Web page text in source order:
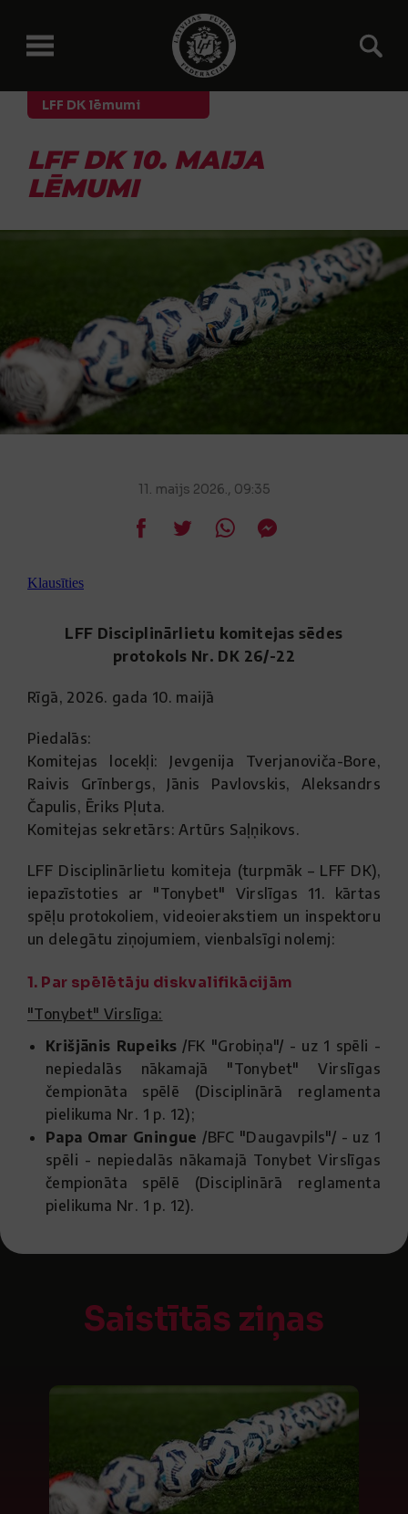
LFF DK lēmumi
LFF DK 10. MAIJA
LĒMUMI
11. maijs 2026., 09:35
Klausīties
LFF Disciplinārlietu komitejas sēdes
protokols Nr. DK 26/-22
Rīgā, 2026. gada 10. maijā
Piedalās:
Komitejas locekļi: Jevgenija Tverjanoviča-Bore,
Raivis Grīnbergs, Jānis Pavlovskis, Aleksandrs
Čapulis, Ēriks Pļuta.
Komitejas sekretārs: Artūrs Saļņikovs.
LFF Disciplinārlietu komiteja (turpmāk – LFF DK),
iepazīstoties ar "Tonybet" Virslīgas 11. kārtas
spēļu protokoliem, videoierakstiem un inspektoru
un delegātu ziņojumiem, vienbalsīgi nolemj:
1. Par spēlētāju diskvalifikācijām
"Tonybet" Virslīga:
Krišjānis Rupeiks /FK "Grobiņa"/ - uz 1 spēli -
nepiedalās nākamajā "Tonybet" Virslīgas
čempionāta spēlē (Disciplinārā reglamenta
pielikuma Nr. 1 p. 12);
Papa Omar Gningue /BFC "Daugavpils"/ - uz 1
spēli - nepiedalās nākamajā Tonybet Virslīgas
čempionāta spēlē (Disciplinārā reglamenta
pielikuma Nr. 1 p. 12).
Saistītās ziņas